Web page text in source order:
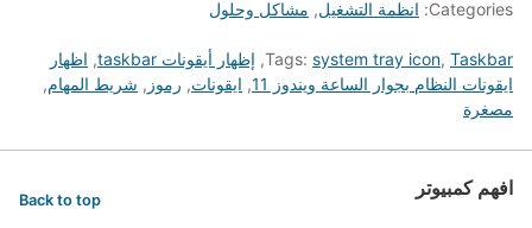
Categories: انظمة التشغيل, مشاكل وحلول
Tags: system tray icon, Taskbar
, إظهار أيقونات taskbar , اظهار
ايقونات النظام بجوار الساعة ويندوز 11
, ايقونات, رموز , شريط المهام,
مصغرة
افهم كمبيوتر Back to top